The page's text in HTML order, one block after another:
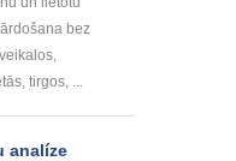
bez
tirgos, ...
analíze